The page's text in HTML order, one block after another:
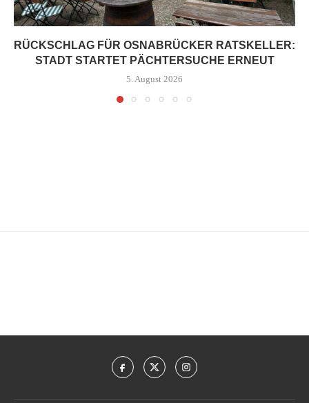
RÜCKSCHLAG FÜR OSNABRÜCKER RATSKELLER:
STADT STARTET PÄCHTERSUCHE ERNEUT
5. August 2026